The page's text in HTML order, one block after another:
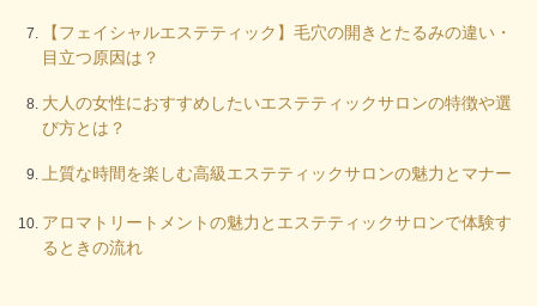
【フェイシャルエステティック】毛穴の開きとたるみの違い・
目立つ原因は？
大人の女性におすすめしたいエステティックサロンの特徴や選
び方とは？
上質な時間を楽しむ高級エステティックサロンの魅力とマナー
アロマトリートメントの魅力とエステティックサロンで体験す
るときの流れ